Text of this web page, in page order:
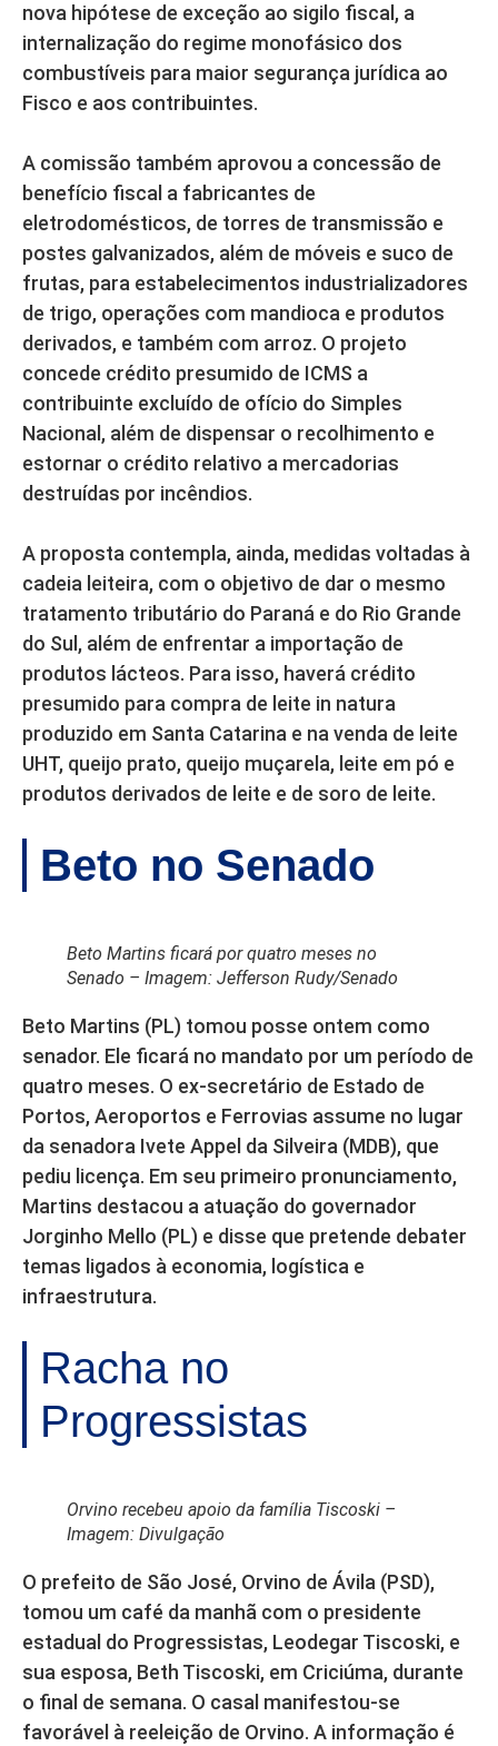
nova hipótese de exceção ao sigilo fiscal, a
internalização do regime monofásico dos
combustíveis para maior segurança jurídica ao
Fisco e aos contribuintes.
A comissão também aprovou a concessão de
benefício fiscal a fabricantes de
eletrodomésticos, de torres de transmissão e
postes galvanizados, além de móveis e suco de
frutas, para estabelecimentos industrializadores
de trigo, operações com mandioca e produtos
derivados, e também com arroz. O projeto
concede crédito presumido de ICMS a
contribuinte excluído de ofício do Simples
Nacional, além de dispensar o recolhimento e
estornar o crédito relativo a mercadorias
destruídas por incêndios.
A proposta contempla, ainda, medidas voltadas à
cadeia leiteira, com o objetivo de dar o mesmo
tratamento tributário do Paraná e do Rio Grande
do Sul, além de enfrentar a importação de
produtos lácteos. Para isso, haverá crédito
presumido para compra de leite in natura
produzido em Santa Catarina e na venda de leite
UHT, queijo prato, queijo muçarela, leite em pó e
produtos derivados de leite e de soro de leite.
Beto no Senado
Beto Martins ficará por quatro meses no
Senado – Imagem: Jefferson Rudy/Senado
Beto Martins (PL) tomou posse ontem como
senador. Ele ficará no mandato por um período de
quatro meses. O ex-secretário de Estado de
Portos, Aeroportos e Ferrovias assume no lugar
da senadora Ivete Appel da Silveira (MDB), que
pediu licença. Em seu primeiro pronunciamento,
Martins destacou a atuação do governador
Jorginho Mello (PL) e disse que pretende debater
temas ligados à economia, logística e
infraestrutura.
Racha no
Progressistas
Orvino recebeu apoio da família Tiscoski –
Imagem: Divulgação
O prefeito de São José, Orvino de Ávila (PSD),
tomou um café da manhã com o presidente
estadual do Progressistas, Leodegar Tiscoski, e
sua esposa, Beth Tiscoski, em Criciúma, durante
o final de semana. O casal manifestou-se
favorável à reeleição de Orvino. A informação é